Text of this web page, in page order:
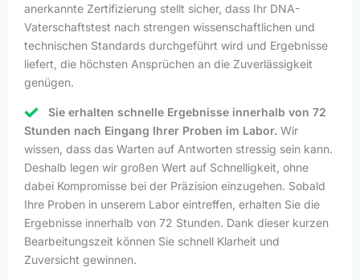
anerkannte Zertifizierung stellt sicher, dass Ihr DNA-
Vaterschaftstest nach strengen wissenschaftlichen und
technischen Standards durchgeführt wird und Ergebnisse
liefert, die höchsten Ansprüchen an die Zuverlässigkeit
genügen.
Sie erhalten schnelle Ergebnisse innerhalb von 72
Stunden nach Eingang Ihrer Proben im Labor. Wir
wissen, dass das Warten auf Antworten stressig sein kann.
Deshalb legen wir großen Wert auf Schnelligkeit, ohne
dabei Kompromisse bei der Präzision einzugehen. Sobald
Ihre Proben in unserem Labor eintreffen, erhalten Sie die
Ergebnisse innerhalb von 72 Stunden. Dank dieser kurzen
Bearbeitungszeit können Sie schnell Klarheit und
Zuversicht gewinnen.